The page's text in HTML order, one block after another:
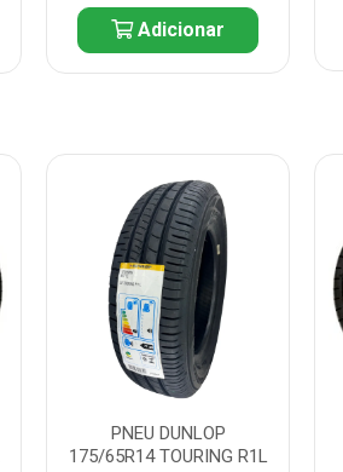
Adicionar
PNEU DUNLOP
175/65R14 TOURING R1L